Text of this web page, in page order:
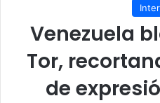
Venezuela
Tor,
de